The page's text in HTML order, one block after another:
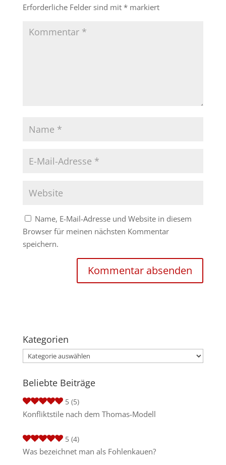
Erforderliche Felder sind mit *markiert
Name, E-Mail-Adresse und Website in diesem
Browser für meinen nächsten Kommentar
speichern.
Kategorien
Kategorien
Beliebte Beiträge
5 (5)
Konfliktstile nach dem Thomas-Modell
5 (4)
Was bezeichnet man als Fohlenkauen?